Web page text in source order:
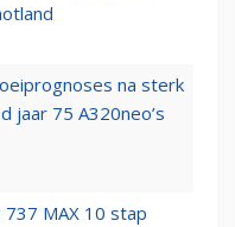
na sterk
jaar 75 A320neo’s
MAX 10 stap